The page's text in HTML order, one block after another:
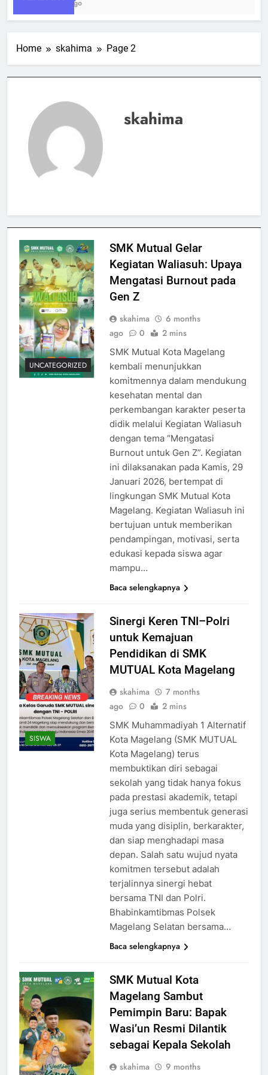
1 Week Ago
Home skahima Page 2
skahima
UNCATEGORIZED
SMK Mutual Gelar
Kegiatan Waliasuh: Upaya
Mengatasi Burnout pada
Gen Z
skahima
6 months
ago
0 2 mins
SMK Mutual Kota Magelang
kembali menunjukkan
komitmennya dalam mendukung
kesehatan mental dan
perkembangan karakter peserta
didik melalui Kegiatan Waliasuh
dengan tema “Mengatasi
Burnout untuk Gen Z”. Kegiatan
ini dilaksanakan pada Kamis, 29
Januari 2026, bertempat di
lingkungan SMK Mutual Kota
Magelang. Kegiatan Waliasuh ini
bertujuan untuk memberikan
pendampingan, motivasi, serta
edukasi kepada siswa agar
mampu…
Baca selengkapnya
SISWA
Sinergi Keren TNI–Polri
untuk Kemajuan
Pendidikan di SMK
MUTUAL Kota Magelang
skahima
7 months
ago
0 2 mins
SMK Muhammadiyah 1 Alternatif
Kota Magelang (SMK MUTUAL
Kota Magelang) terus
membuktikan diri sebagai
sekolah yang tidak hanya fokus
pada prestasi akademik, tetapi
juga serius membentuk generasi
muda yang disiplin, berkarakter,
dan siap menghadapi masa
depan. Salah satu wujud nyata
komitmen tersebut adalah
terjalinnya sinergi hebat
bersama TNI dan Polri.
Bhabinkamtibmas Polsek
Magelang Selatan bersama…
Baca selengkapnya
SMK Mutual Kota
Magelang Sambut
Pemimpin Baru: Bapak
Wasi’un Resmi Dilantik
sebagai Kepala Sekolah
skahima
9 months